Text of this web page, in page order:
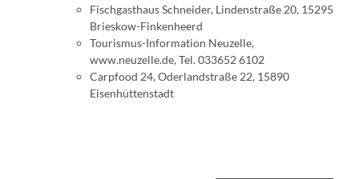
Fischgasthaus Schneider, Lindenstraße 20, 15295
Brieskow-Finkenheerd
Tourismus-Information Neuzelle,
www.neuzelle.de, Tel. 033652 6102
Carpfood 24, Oderlandstraße 22, 15890
Eisenhüttenstadt